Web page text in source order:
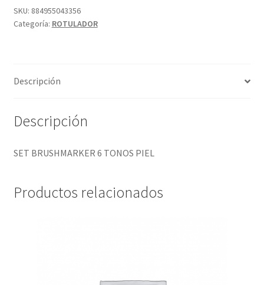
cantidad
SKU: 884955043356
Categoría: ROTULADOR
Descripción
Descripción
SET BRUSHMARKER 6 TONOS PIEL
Productos relacionados